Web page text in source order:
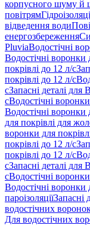
корпусного шуму й
повітрям
відведення води
енергозбереження
PluviaВодостічні
Водостічні воронки
покрівлі до 12 л/с
покрівлі до 12 л/с
сЗапасні деталі для
сВодостічні
Водостічні воронки
для покрівлі для
воронки для
покрівлі до 12 л/с
покрівлі до 12 л/с
сЗапасні деталі для
сВодостічні
Водостічні воронки
пароізоляціїЗапасні
водостічних
Для водостічних